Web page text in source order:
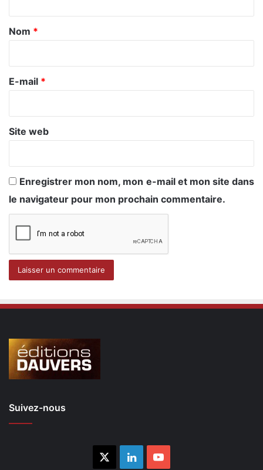
a
e
Nom *
E-mail *
Site web
Enregistrer mon nom, mon e-mail et mon site dans
le navigateur pour mon prochain commentaire.
Suivez-nous
LinkedinYouTube